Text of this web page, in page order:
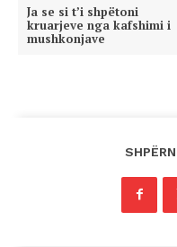
Ja se si t’i shpëtoni
kruarjeve nga kafshimi i
mushkonjave